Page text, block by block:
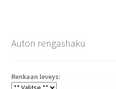
Auton rengashaku
Renkaan leveys: